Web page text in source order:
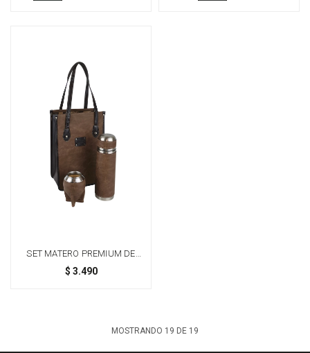
SET MATERO PREMIUM DE
LUJO | TERMO ACERO INOX
$ 3.490
MOSTRANDO 19 DE 19